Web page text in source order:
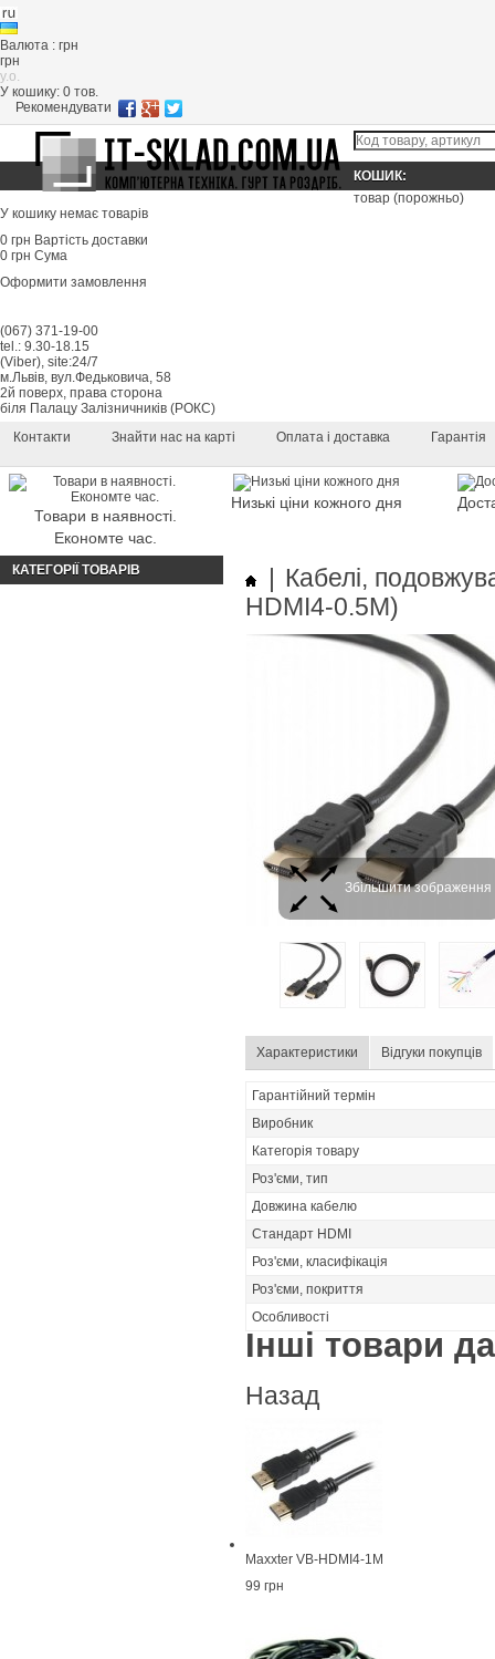
Валюта : грн
грн
y.o.
У кошику: 0 тов.
Рекомендувати
КОШИК:
товар (порожньо)
У кошику немає товарів
0 грн Вартість доставки
0 грн Сума
Оформити замовлення
(067) 371-19-00
tel.: 9.30-18.15
(Viber), site:24/7
м.Львів, вул.Федьковича, 58
2й поверх, права сторона
біля Палацу Залізничників (РОКС)
Контакти
Знайти нас на карті Оплата і доставка Гарантія
Товари в наявності.
Економте час.
Низькі ціни кожного дня
КАТЕГОРІЇ ТОВАРІВ
Кабелі,
HDMI4-0.5M)
Збільшити зображення
Характеристики Відгуки покупців
Гарантійний термін
Виробник
Категорія товару
Роз'єми, тип
Довжина кабелю
Стандарт HDMI
Роз'єми, класифікація
Роз'єми, покриття
Особливості
Інші товари
Назад
Maxxter VB-HDMI4-1M
99 грн